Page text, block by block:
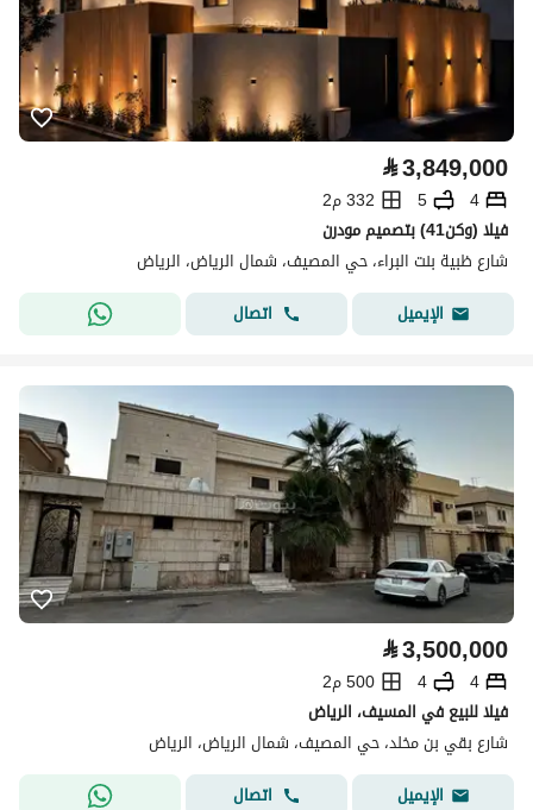
⃁3,849,000
4
5
332 م2
فيلا (وكن41) بتصميم مودرن
شارع ظبية بنت البراء، حي المصيف، شمال الرياض، الرياض
الإيميل
اتصال
⃁3,500,000
4
4
500 م2
فيلا للبيع في المسيف، الرياض
شارع بقي بن مخلد، حي المصيف، شمال الرياض، الرياض
الإيميل
اتصال